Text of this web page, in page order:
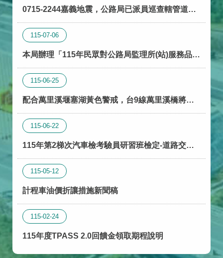
0715-2244嘉義地震，公路局已派員巡查轄管道
路。
115-07-06
本局辦理「115年民眾對公路局監理所(站)服務品質
滿意度調查」，敬請支持配合
115-06-25
配合萬里溪堰塞湖黃色警戒，台9線萬里溪橋將隨
警戒層級提升辦理預警性封閉。
115-06-22
115年第2梯次汽車檢考驗員研習班檢定-道路交通
法規事宜
115-05-12
計程車油價折讓措施新聞稿
115-02-24
115年度TPASS 2.0回饋金領取期程說明